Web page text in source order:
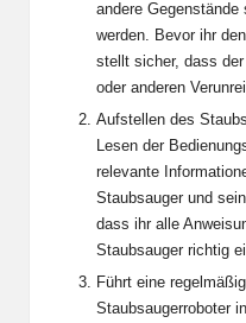
andere
werden. Bevor ihr
stellt sicher, dass
oder anderen
Aufstellen des
Lesen der
relevante
Staubsauger und
dass ihr alle
Staubsauger richtig
Führt eine
Staubsaugerroboter